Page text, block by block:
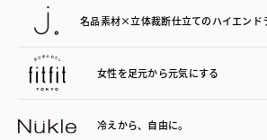
名品素材×立体裁断仕立てのハイエンド
女性を足元から元気にする
冷えから、 自由に。